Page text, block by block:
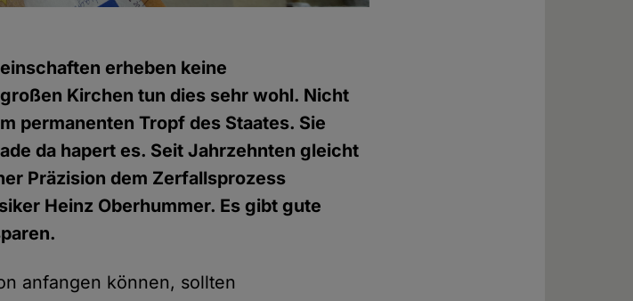
erheben keine
Kirchen tun dies sehr wohl. Nicht
permanenten Tropf des Staates. Sie
da hapert es. Seit Jahrzehnten gleicht
Präzision dem Zerfallsprozess
Heinz Oberhummer. Es gibt gute
anfangen können, sollten